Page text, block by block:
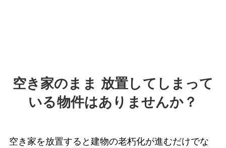
空き家のまま 放置してしまって
いる物件はありませんか？
空き家を放置すると建物の老朽化が進むだけでな